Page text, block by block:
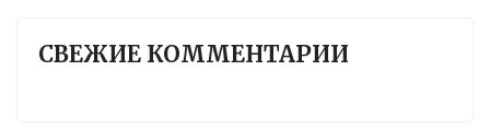
СВЕЖИЕ КОММЕНТАРИИ